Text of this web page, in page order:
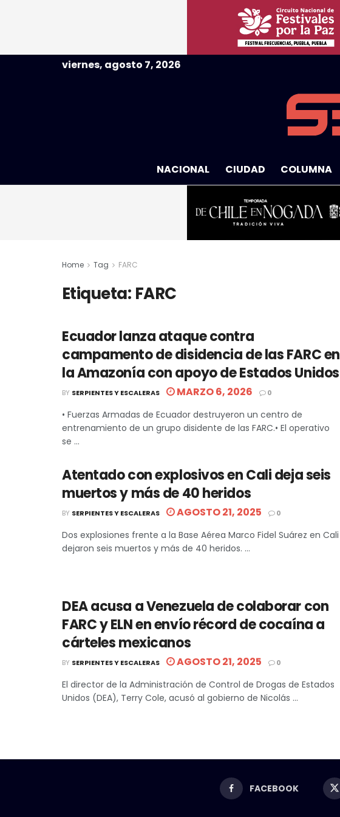
viernes, agosto 7, 2026
NACIONAL CIUDAD COLUMNA
Home Tag FARC
Etiqueta: FARC
Ecuador lanza ataque contra
campamento de disidencia de las FARC en
la Amazonía con apoyo de Estados Unidos
BY SERPIENTES Y ESCALERAS MARZO 6, 2026 0
• Fuerzas Armadas de Ecuador destruyeron un centro de
entrenamiento de un grupo disidente de las FARC.• El operativo
se ...
Atentado con explosivos en Cali deja seis
muertos y más de 40 heridos
BY SERPIENTES Y ESCALERAS AGOSTO 21, 2025 0
Dos explosiones frente a la Base Aérea Marco Fidel Suárez en Cali
dejaron seis muertos y más de 40 heridos. ...
DEA acusa a Venezuela de colaborar con
FARC y ELN en envío récord de cocaína a
cárteles mexicanos
BY SERPIENTES Y ESCALERAS AGOSTO 21, 2025 0
El director de la Administración de Control de Drogas de Estados
Unidos (DEA), Terry Cole, acusó al gobierno de Nicolás ...
FACEBOOK